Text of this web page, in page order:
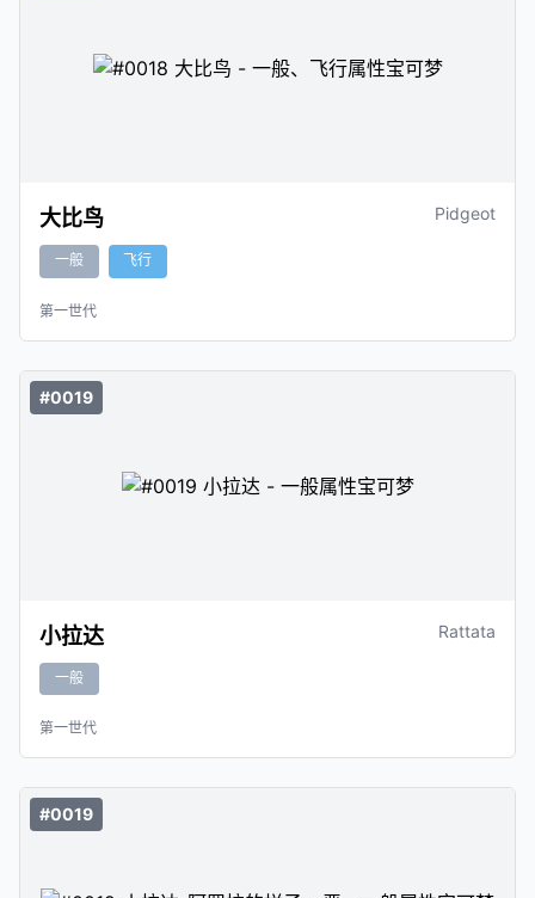
大比鸟 Pidgeot
一般 飞行
第一世代
#0019
小拉达 Rattata
一般
第一世代
#0019